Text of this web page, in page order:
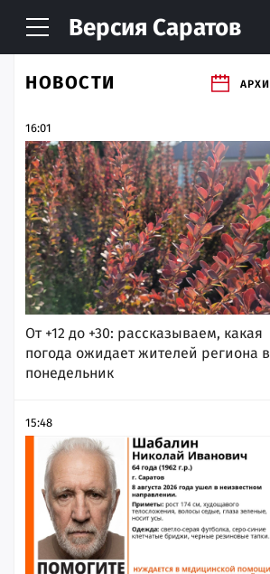
Версия Саратов
НОВОСТИ
16:01
От +12 до +30: рассказываем, какая
погода ожидает жителей региона в
понедельник
15:48